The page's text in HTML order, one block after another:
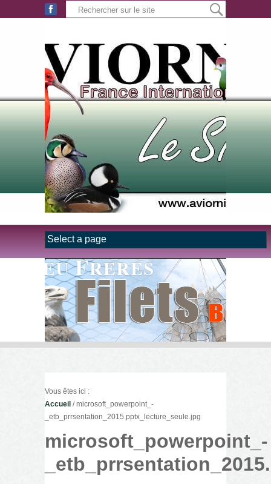
Aller au contenu principal
Vous êtes ici :
Accueil / microsoft_powerpoint_-
_etb_prrsentation_2015.pptx_lecture_seule.jpg
microsoft_powerpoint_-